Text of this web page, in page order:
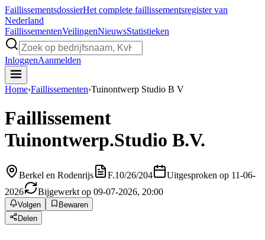
FaillissementsdossierHet complete faillissementsregister van
Nederland
FaillissementenVeilingenNieuwsStatistieken
InloggenAanmelden
Home›Faillissementen›Tuinontwerp Studio B V
Faillissement
Tuinontwerp.Studio B.V.
Berkel en Rodenrijs F.10/26/204
Uitgesproken op 11-06-
2026
Bijgewerkt op 09-07-2026, 20:00
Volgen
Bewaren
Delen